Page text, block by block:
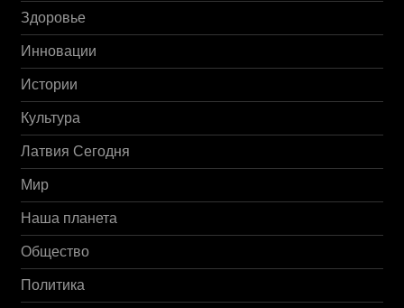
Здоровье
Инновации
Истории
Культура
Латвия Сегодня
Мир
Наша планета
Общество
Политика